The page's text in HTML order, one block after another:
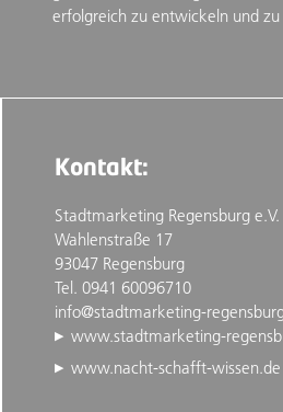
erfolgreich zu entwickeln und
Kontakt:
Stadtmarketing Regensburg e.V.
Wahlenstraße 17
93047 Regensburg
Tel. 0941 60096710
info@stadtmarketing-
www.stadtmarketing-
www.nacht-schafft-wissen.de